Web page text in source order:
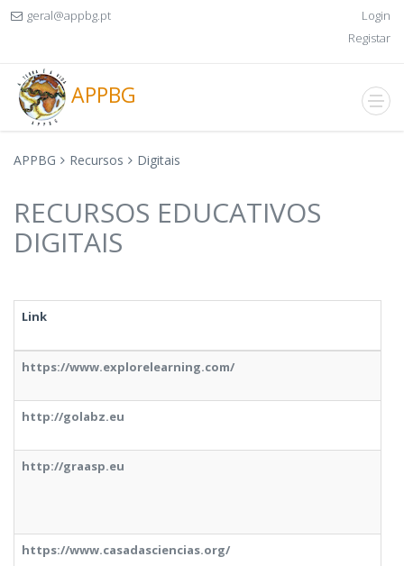
geral@appbg.pt
Login
Registar
APPBG
APPBG Recursos Digitais
RECURSOS EDUCATIVOS
DIGITAIS
Link
https://www.explorelearning.com/
http://golabz.eu
http://graasp.eu
https://www.casadasciencias.org/